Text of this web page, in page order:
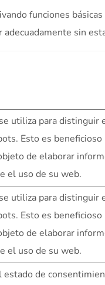
funciones
sin
utiliza para distinguir
Esto es beneficioso
de elaborar
el uso de su web.
utiliza para distinguir
Esto es beneficioso
de elaborar
el uso de su web.
estado de